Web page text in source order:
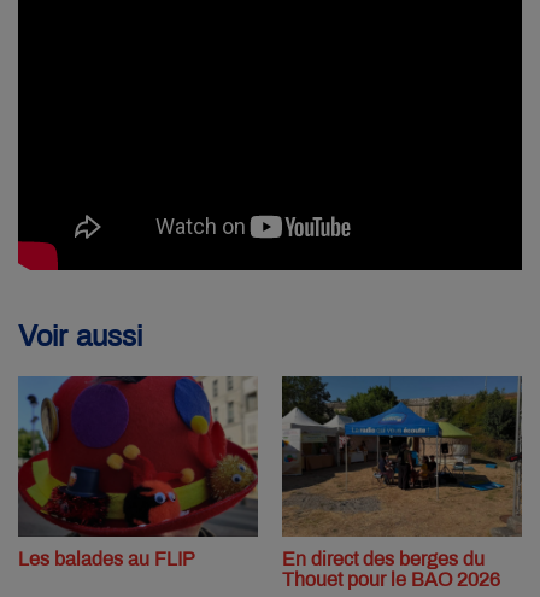
Voir aussi
Les balades au FLIP
En direct des berges du
Thouet pour le BAO 2026